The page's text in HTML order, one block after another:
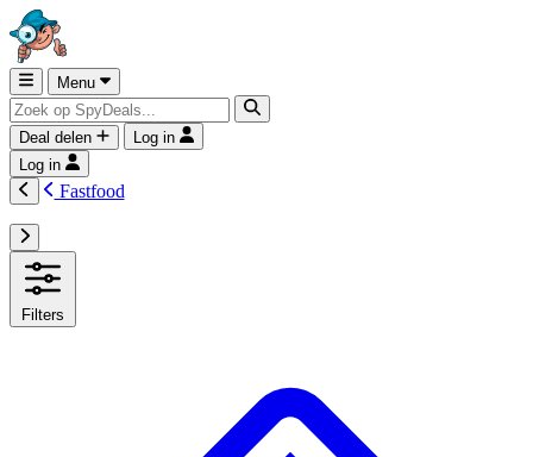
Menu
Deal delen
Log in
Log in
Fastfood
Filters